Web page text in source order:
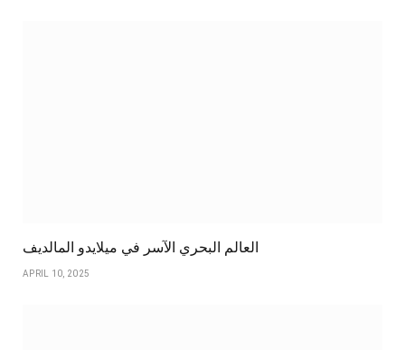
العالم البحري الآسر في ميلايدو المالديف
APRIL 10, 2025